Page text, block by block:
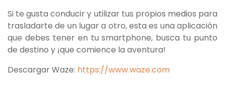
Si te gusta conducir y utilizar tus propios medios para
trasladarte de un lugar a otro, esta es una aplicación
que debes tener en tu smartphone, busca tu punto
de destino y ¡que comience la aventura!
Descargar Waze: https://www.waze.com